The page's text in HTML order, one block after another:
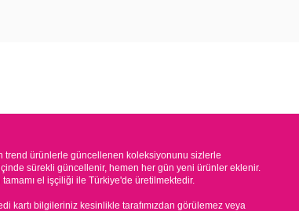
trend ürünlerle güncellenen koleksiyonunu sizlerle
içinde sürekli güncellenir, hemen her gün yeni ürünler eklenir.
el işçiliği ile Türkiye'de üretilmektedir.
kartı bilgileriniz kesinlikle tarafımızdan görülemez veya